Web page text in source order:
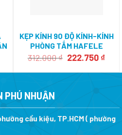
₫.
KẸP KÍNH 90 ĐỘ KÍNH-KÍNH
PHÒNG TẮM HAFELE
499.05.818
312.000₫ Giá
là:
222.750 ₫Giá
tại
PHÚ NHUẬN
cầu kiệu, TP.HCM ( phường